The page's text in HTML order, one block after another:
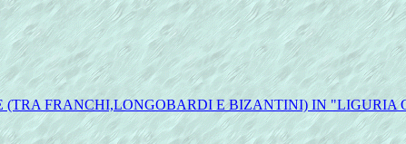
FRANCHI,LONGOBARDI E BIZANTINI) IN "LIGURIA